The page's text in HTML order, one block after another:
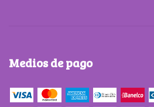
Medios de pago